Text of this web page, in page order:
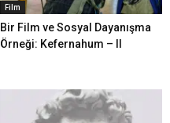
Film
Bir Film ve Sosyal Dayanışma
Örneği: Kefernahum – II